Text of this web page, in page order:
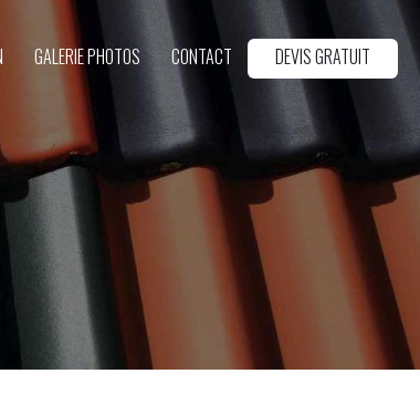
GALERIE PHOTOS CONTACT DEVIS GRATUIT